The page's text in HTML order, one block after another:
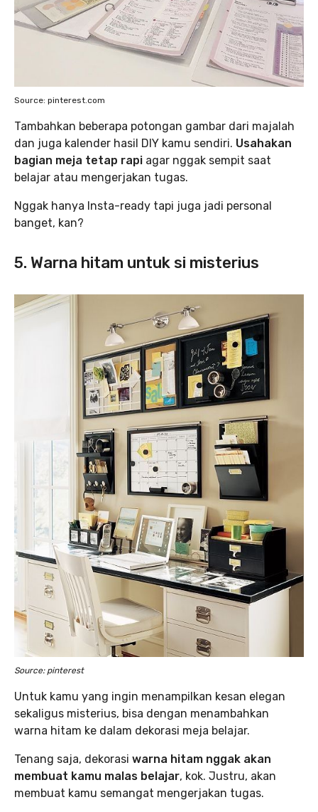
Source: pinterest.com
Tambahkan beberapa potongan gambar dari majalah
dan juga kalender hasil DIY kamu sendiri. Usahakan
bagian meja tetap rapi agar nggak sempit saat
belajar atau mengerjakan tugas.
Nggak hanya Insta-ready tapi juga jadi personal
banget, kan?
5. Warna hitam untuk si misterius
Source: pinterest
Untuk kamu yang ingin menampilkan kesan elegan
sekaligus misterius, bisa dengan menambahkan
warna hitam ke dalam dekorasi meja belajar.
Tenang saja, dekorasi warna hitam nggak akan
membuat kamu malas belajar, kok. Justru, akan
membuat kamu semangat mengerjakan tugas.